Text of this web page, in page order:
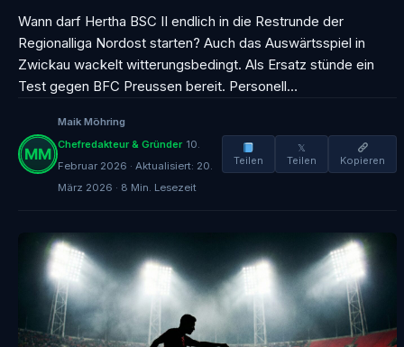
Wann darf Hertha BSC II endlich in die Restrunde der
Regionalliga Nordost starten? Auch das Auswärtsspiel in
Zwickau wackelt witterungsbedingt. Als Ersatz stünde ein
Test gegen BFC Preussen bereit. Personell…
Maik Möhring
Chefredakteur & Gründer 10.
Februar 2026 · Aktualisiert: 20.
März 2026 · 8 Min. Lesezeit
Teilen
𝕏
Teilen
Kopieren